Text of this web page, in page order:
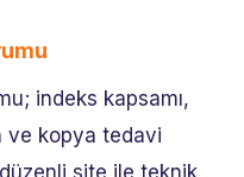
indeks kapsamı,
ve kopya tedavi
site ile teknik